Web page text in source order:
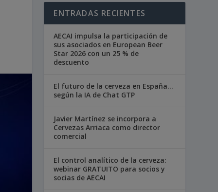
ENTRADAS RECIENTES
AECAI impulsa la participación de
sus asociados en European Beer
Star 2026 con un 25 % de
descuento
El futuro de la cerveza en España…
según la IA de Chat GTP
Javier Martínez se incorpora a
Cervezas Arriaca como director
comercial
El control analítico de la cerveza:
webinar GRATUITO para socios y
socias de AECAI